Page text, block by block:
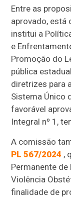
Entre as
aprovado, está
institui a
e
Promoção do
pública
diretrizes para
Sistema Único
favorável
Integral nº 1,
A comissão
PL 567/2024 ,
Permanente
Violência
finalidade de